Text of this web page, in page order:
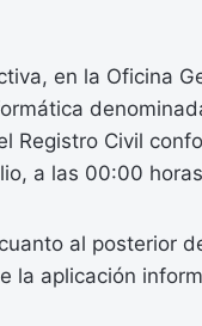
en la Oficina
Registro Civil
a las 00:00
al posterior
aplicación